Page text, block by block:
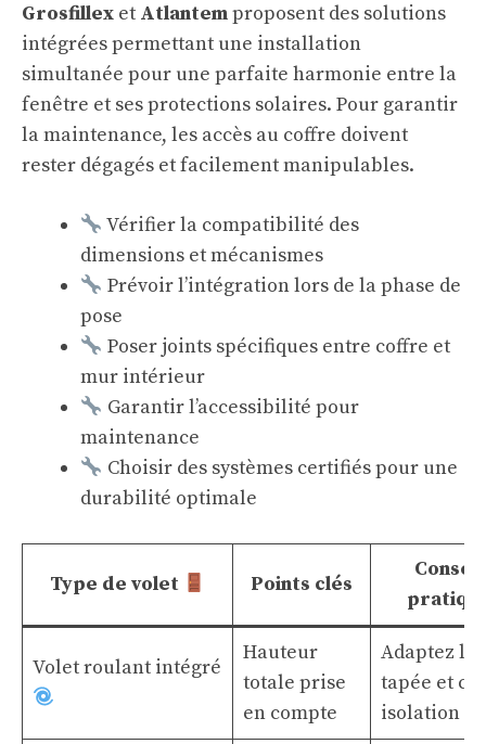
Grosfillex et Atlantemproposent des solutions
intégrées permettant une installation
simultanée pour une parfaite harmonie entre la
fenêtre et ses protections solaires. Pour garantir
la maintenance, les accès au coffre doivent
rester dégagés et facilement manipulables.
Vérifier la compatibilité des
dimensions et mécanismes
Prévoir l’intégration lors de la phase de
pose
Poser joints spécifiques entre coffre et
mur intérieur
Garantir l’accessibilité pour
maintenance
Choisir des systèmes certifiés pour une
durabilité optimale
Type de volet Points clés
Volet roulant intégré
Hauteur
totale prise
en compte
Adaptez la
tapée et
isolation